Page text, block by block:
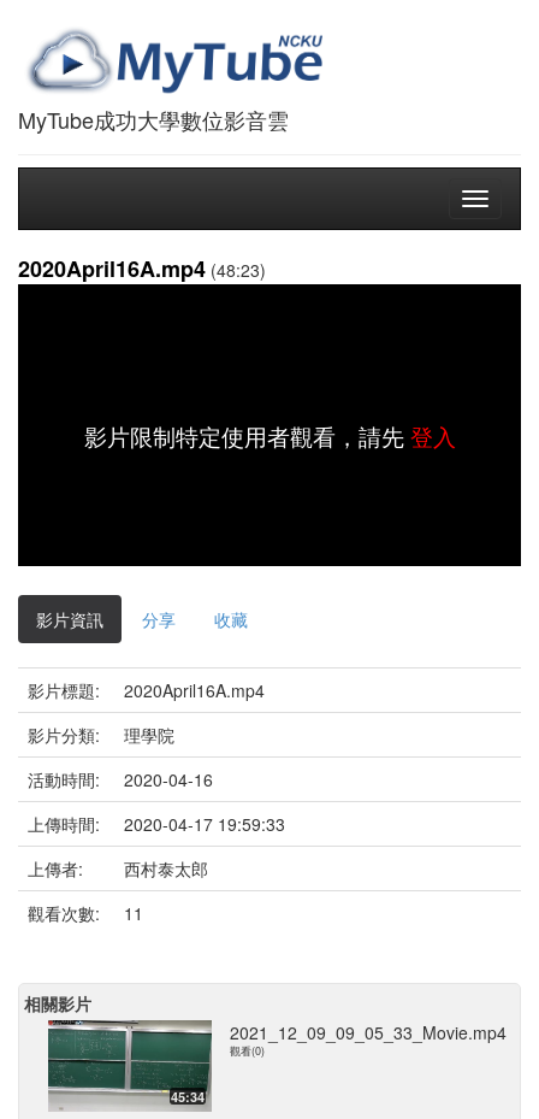
MyTube成功大學數位影音雲
Toggle
2020April16A.mp4 (48:23)
影片限制特定使用者觀看，請先登入
影片資訊 分享 收藏
影片標題:
2020April16A.mp4
影片分類:
理學院
活動時間:
2020-04-16
上傳時間:
2020-04-17 19:59:33
上傳者:
西村泰太郎
觀看次數:
11
相關影片
45:34
2021_12_09_09_05_33_Movie.mp4
觀看(0)